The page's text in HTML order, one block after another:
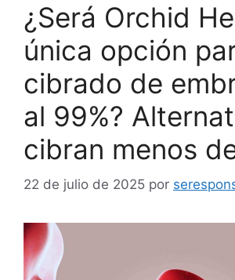
¿Será Orchid
única opción
cibrado de
al 99%?
cibran menos
22 de julio de 2025 por